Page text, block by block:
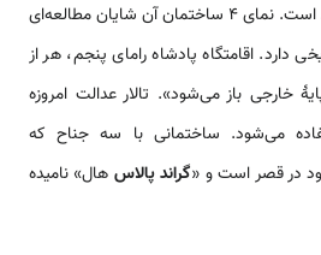
بازدید از آن برای عموم نیز آزاد است. نمای ۴ ساختمان آن شایان مطالعه‌ای
دارد. اقامتگاه پادشاه رامای پنجم، هر از
خارجی باز می‌شود». تالار عدالت امروزه
می‌شود. ساختمانی با سه جناح که
در قصر است و «گراند پالاس هال» نامیده